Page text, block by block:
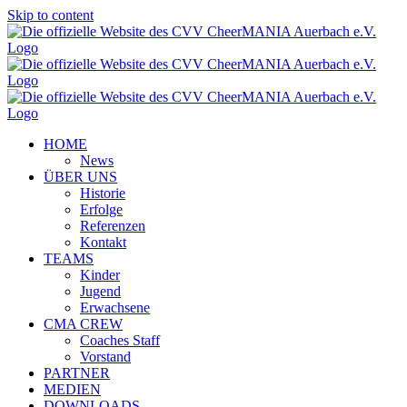
Skip to content
HOME
News
ÜBER UNS
Historie
Erfolge
Referenzen
Kontakt
TEAMS
Kinder
Jugend
Erwachsene
CMA CREW
Coaches Staff
Vorstand
PARTNER
MEDIEN